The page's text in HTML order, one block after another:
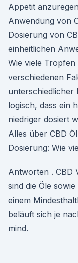
Appetit
Anwendung von
Dosierung von
einheitlichen
Wie viele
verschiedenen
unterschiedlicher
logisch, dass ein
niedriger dosiert
Alles über CBD
Dosierung: Wie
Antworten . CBD
sind die Öle
einem
beläuft sich je
mind.